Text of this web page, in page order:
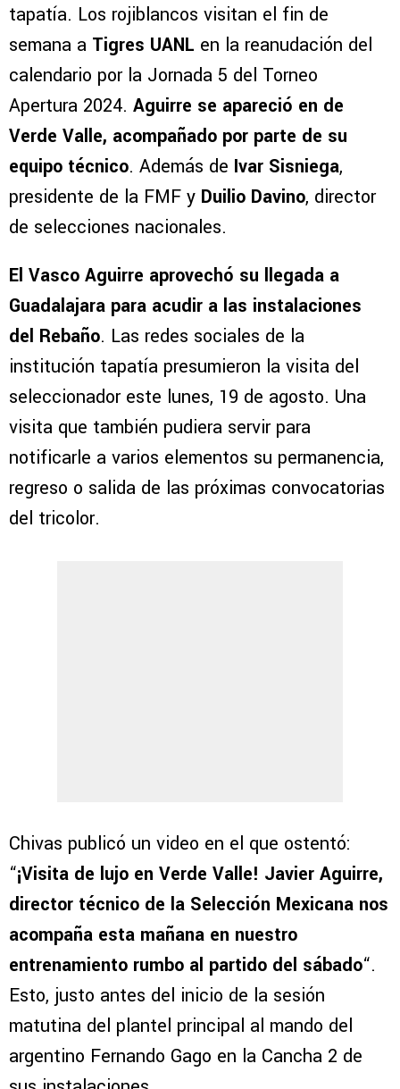
tapatía. Los rojiblancos visitan el fin de
semana a Tigres UANL en la reanudación del
calendario por la Jornada 5 del Torneo
Apertura 2024. Aguirre se apareció en de
Verde Valle, acompañado por parte de su
equipo técnico. Además de Ivar Sisniega,
presidente de la FMF y Duilio Davino, director
de selecciones nacionales.
El Vasco Aguirre aprovechó su llegada a
Guadalajara para acudir a las instalaciones
del Rebaño. Las redes sociales de la
institución tapatía presumieron la visita del
seleccionador este lunes, 19 de agosto. Una
visita que también pudiera servir para
notificarle a varios elementos su permanencia,
regreso o salida de las próximas convocatorias
del tricolor.
Chivas publicó un video en el que ostentó:
“¡Visita de lujo en Verde Valle! Javier Aguirre,
director técnico de la Selección Mexicana nos
acompaña esta mañana en nuestro
entrenamiento rumbo al partido del sábado“.
Esto, justo antes del inicio de la sesión
matutina del plantel principal al mando del
argentino Fernando Gago en la Cancha 2 de